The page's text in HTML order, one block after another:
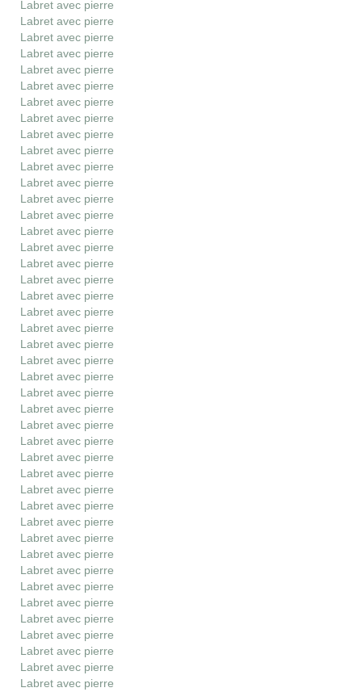
Labret avec pierre
Labret avec pierre
Labret avec pierre
Labret avec pierre
Labret avec pierre
Labret avec pierre
Labret avec pierre
Labret avec pierre
Labret avec pierre
Labret avec pierre
Labret avec pierre
Labret avec pierre
Labret avec pierre
Labret avec pierre
Labret avec pierre
Labret avec pierre
Labret avec pierre
Labret avec pierre
Labret avec pierre
Labret avec pierre
Labret avec pierre
Labret avec pierre
Labret avec pierre
Labret avec pierre
Labret avec pierre
Labret avec pierre
Labret avec pierre
Labret avec pierre
Labret avec pierre
Labret avec pierre
Labret avec pierre
Labret avec pierre
Labret avec pierre
Labret avec pierre
Labret avec pierre
Labret avec pierre
Labret avec pierre
Labret avec pierre
Labret avec pierre
Labret avec pierre
Labret avec pierre
Labret avec pierre
Labret avec pierre